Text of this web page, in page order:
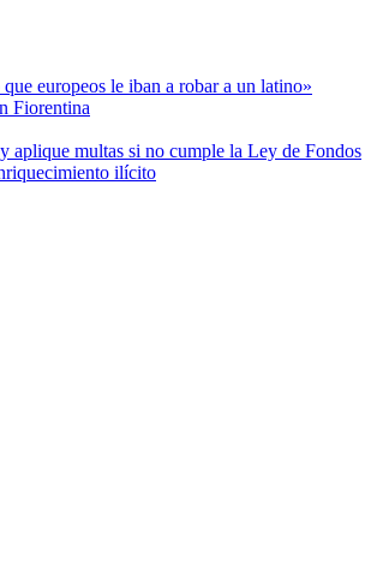
europeos le iban a robar a un latino»
Fiorentina
aplique multas si no cumple la Ley de Fondos
ilícito